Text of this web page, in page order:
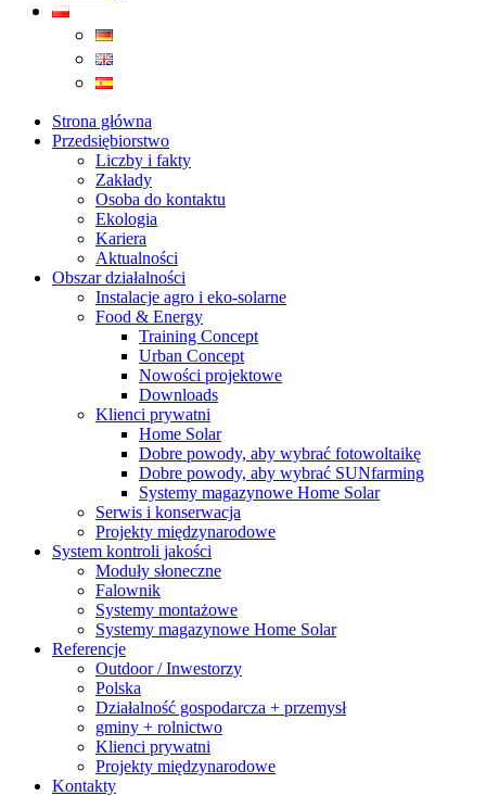
Strona główna
Przedsiębiorstwo
Liczby i fakty
Zakłady
Osoba do kontaktu
Ekologia
Kariera
Aktualności
Obszar działalności
Instalacje agro i eko-solarne
Food & Energy
Training Concept
Urban Concept
Nowości projektowe
Downloads
Klienci prywatni
Home Solar
Dobre powody, aby wybrać fotowoltaikę
Dobre powody, aby wybrać SUNfarming
Systemy magazynowe Home Solar
Serwis i konserwacja
Projekty międzynarodowe
System kontroli jakości
Moduły słoneczne
Falownik
Systemy montażowe
Systemy magazynowe Home Solar
Referencje
Outdoor / Inwestorzy
Polska
Działalność gospodarcza + przemysł
gminy + rolnictwo
Klienci prywatni
Projekty międzynarodowe
Kontakty